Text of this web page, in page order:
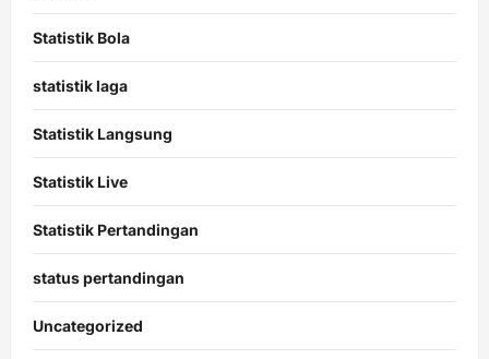
Statistik Bola
statistik laga
Statistik Langsung
Statistik Live
Statistik Pertandingan
status pertandingan
Uncategorized